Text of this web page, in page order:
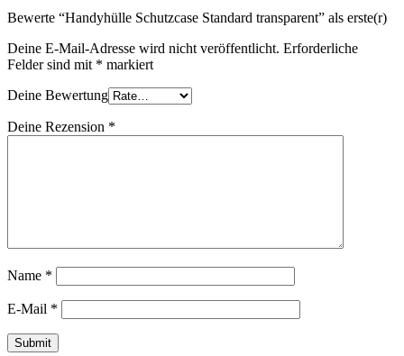
Bewerte “Handyhülle Schutzcase Standard transparent” als erste(r)
Deine E-Mail-Adresse wird nicht veröffentlicht. Erforderliche
Felder sind mit * markiert
Deine Bewertung
Deine Rezension *
Name *
E-Mail *